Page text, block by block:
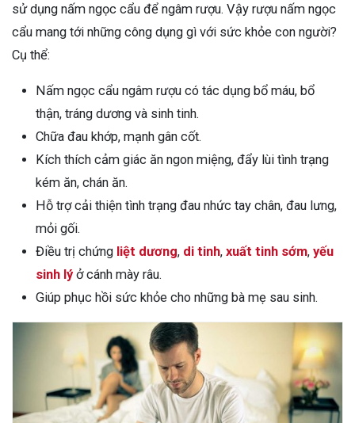
sử dụng nấm ngọc cẩu để ngâm rượu. Vậy rượu nấm ngọc
cẩu mang tới những công dụng gì với sức khỏe con người?
Cụ thể:
Nấm ngọc cẩu ngâm rượu có tác dụng bổ máu, bổ
thận, tráng dương và sinh tinh.
Chữa đau khớp, mạnh gân cốt.
Kích thích cảm giác ăn ngon miệng, đẩy lùi tình trạng
kém ăn, chán ăn.
Hỗ trợ cải thiện tình trạng đau nhức tay chân, đau lưng,
mỏi gối.
Điều trị chứng liệt dương, di tinh, xuất tinh sớm, yếu
sinh lýở cánh mày râu.
Giúp phục hồi sức khỏe cho những bà mẹ sau sinh.